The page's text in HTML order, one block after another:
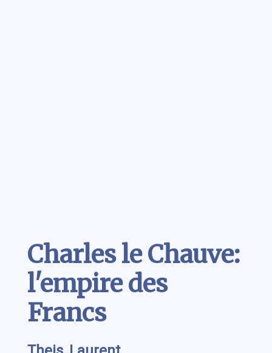
Charles le Chauve:
l'empire des
Francs